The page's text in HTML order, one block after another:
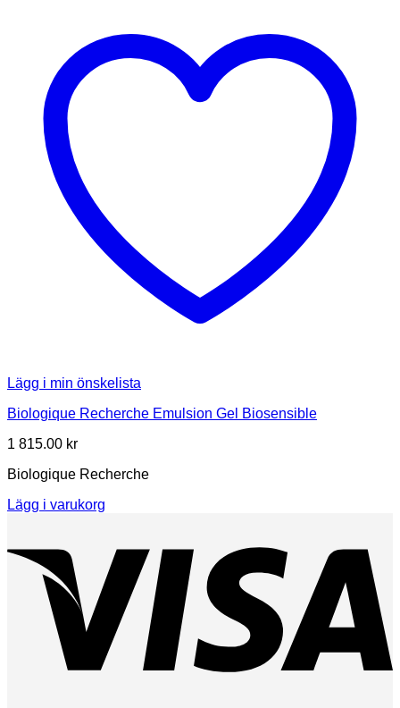
Lägg i min önskelista
Biologique Recherche Emulsion Gel Biosensible
1 815.00 kr
Biologique Recherche
Lägg i varukorg